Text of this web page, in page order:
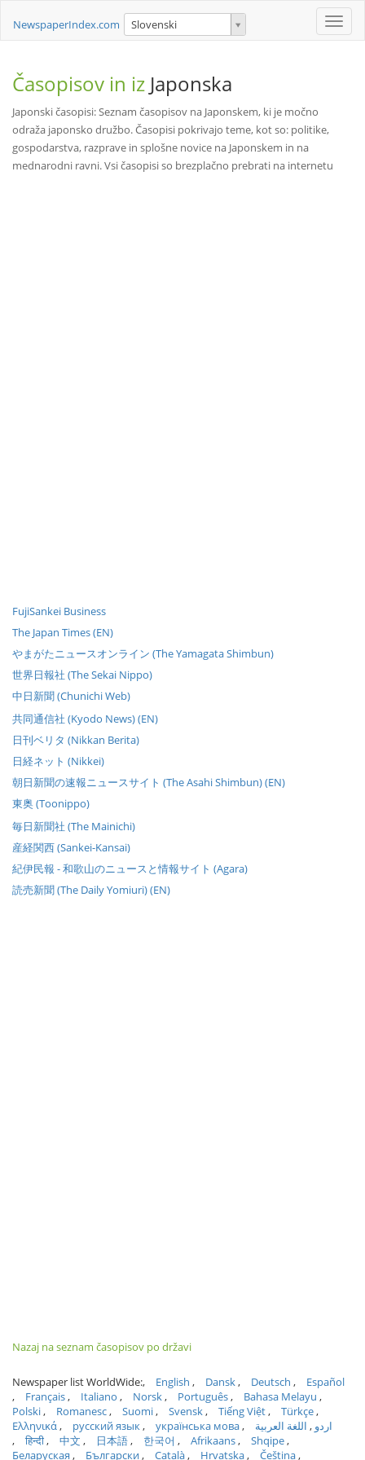
Toggle
NewspaperIndex.com Slovenski
Časopisov in iz Japonska
Japonski časopisi: Seznam časopisov na Japonskem, ki je močno
odraža japonsko družbo. Časopisi pokrivajo teme, kot so: politike,
gospodarstva, razprave in splošne novice na Japonskem in na
mednarodni ravni. Vsi časopisi so brezplačno prebrati na internetu
FujiSankei Business
The Japan Times (EN)
やまがたニュースオンライン (The Yamagata Shimbun)
世界日報社 (The Sekai Nippo)
中日新聞 (Chunichi Web)
共同通信社 (Kyodo News) (EN)
日刊ベリタ (Nikkan Berita)
日経ネット (Nikkei)
朝日新聞の速報ニュースサイト (The Asahi Shimbun) (EN)
東奥 (Toonippo)
毎日新聞社 (The Mainichi)
産経関西 (Sankei-Kansai)
紀伊民報 - 和歌山のニュースと情報サイト (Agara)
読売新聞 (The Daily Yomiuri) (EN)
Nazaj na seznam časopisov po državi
Newspaper list WorldWide: English Dansk Deutsch
Español
Français
Italiano Norsk Português
Bahasa Melayu
Polski
Romanesc Suomi Svensk Tiếng Việt
Türkçe
Ελληνικά
русский язык українська мова اردو
اللغة العربية
हिन्दी
中文 日本語 한국어 Afrikaans
Shqipe
Беларуская
Български Català Hrvatska Čeština